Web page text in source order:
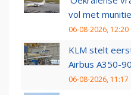
vol met
06-08-2026, 12:20
KLM stelt
Airbus A350-
06-08-2026, 11:17